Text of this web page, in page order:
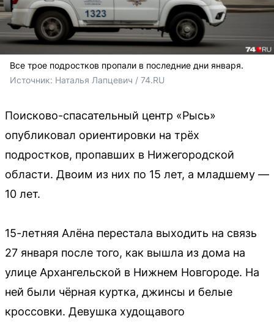
Все трое подростков пропали в последние дни января.
Источник: Наталья Лапцевич / 74.RU
Поисково-спасательный центр «Рысь»
опубликовал ориентировки на трёх
подростков, пропавших в Нижегородской
области. Двоим из них по 15 лет, а младшему —
10 лет.
15-летняя Алёна перестала выходить на связь
27 января после того, как вышла из дома на
улице Архангельской в Нижнем Новгороде. На
ней были чёрная куртка, джинсы и белые
кроссовки. Девушка худощавого